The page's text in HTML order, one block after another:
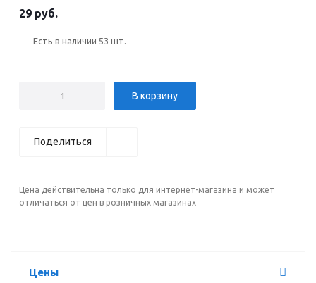
29 руб.
Есть в наличии 53 шт.
В корзину
Поделиться
Цена действительна только для интернет-магазина и может
отличаться от цен в розничных магазинах
Цены